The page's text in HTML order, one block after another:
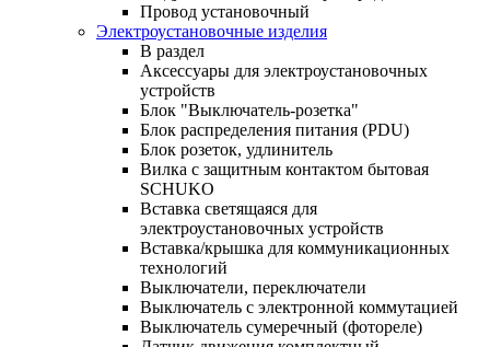
Провод установочный
Электроустановочные изделия
В раздел
Аксессуары для электроустановочных
устройств
Блок "Выключатель-розетка"
Блок распределения питания (PDU)
Блок розеток, удлинитель
Вилка с защитным контактом бытовая
SCHUKO
Вставка светящаяся для
электроустановочных устройств
Вставка/крышка для коммуникационных
технологий
Выключатели, переключатели
Выключатель с электронной коммутацией
Выключатель сумеречный (фотореле)